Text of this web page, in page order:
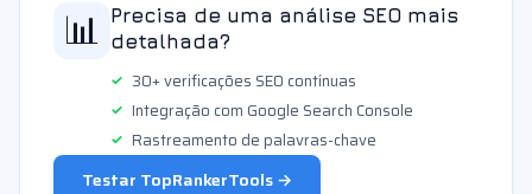
📊 Precisa de uma análise SEO mais
detalhada?
30+ verificações SEO contínuas
Integração com Google Search Console
Rastreamento de palavras-chave
Testar TopRankerTools →